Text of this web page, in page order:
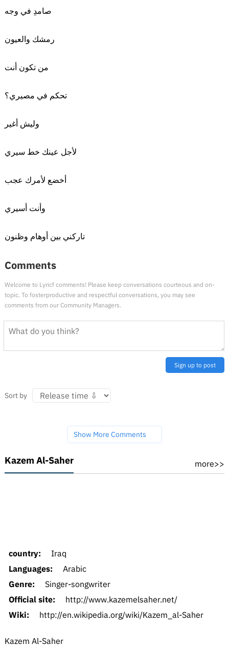
صامدِ في وجه
رمشك والعيون
من تكون أنت
تحكم في مصيري؟
وليش أغير
لأجل عينك خط سيري
أخضع لأمرك عجب
وأنت أسيري
تاركني بين أوهام وظنون
Comments
Welcome to Lyricf comments! Please keep conversations courteous and on-
topic. To fosterproductive and respectful conversations, you may see
comments from our Community Managers.
Sign up to post
Sort by
Show More Comments
Kazem Al-Saher more>>
country:
Iraq
Languages:
Arabic
Genre:
Singer-songwriter
Official site:
http://www.kazemelsaher.net/
Wiki:
http://en.wikipedia.org/wiki/Kazem_al-Saher
Kazem Al-Saher